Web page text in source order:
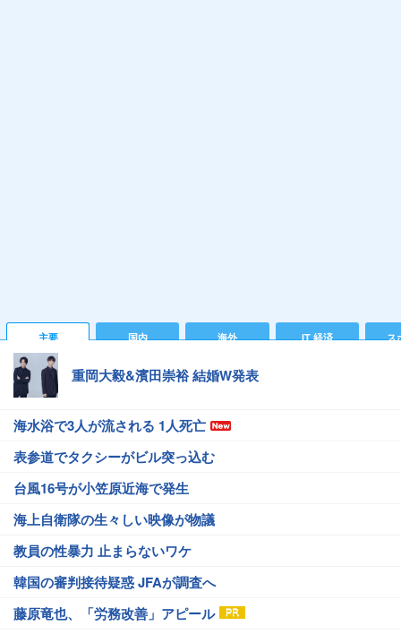
主要 国内 海外 IT 経済 ス
重岡大毅&濱田崇裕 結婚W発表
海水浴で3人が流される 1人死亡
表参道でタクシーがビル突っ込む
台風16号が小笠原近海で発生
海上自衛隊の生々しい映像が物議
教員の性暴力 止まらないワケ
韓国の審判接待疑惑 JFAが調査へ
藤原竜也、「労務改善」アピール